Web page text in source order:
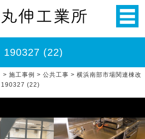
190327 (22)
> 施工事例 > 公共工事 > 横浜南部市場関連棟改
190327 (22)